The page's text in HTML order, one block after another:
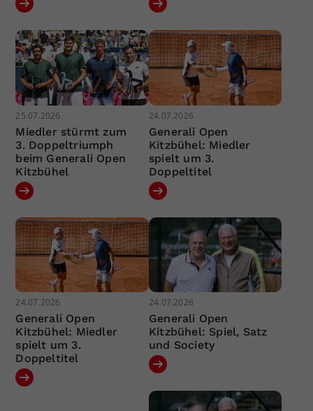
25.07.2026
Miedler stürmt zum
3. Doppeltriumph
beim Generali Open
Kitzbühel
24.07.2026
Generali Open
Kitzbühel: Miedler
spielt um 3.
Doppeltitel
24.07.2026
Generali Open
Kitzbühel: Miedler
spielt um 3.
Doppeltitel
24.07.2026
Generali Open
Kitzbühel: Spiel, Satz
und Society